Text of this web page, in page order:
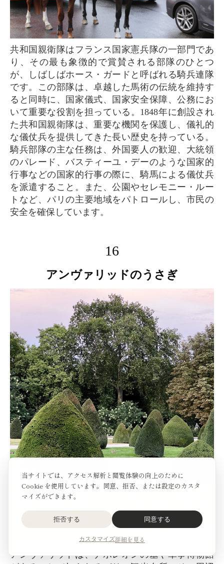
当サイトでは、アクセス解析と閲覧体験の向上のために
Cookie を使用しています。同意、拒否、または設定のカスタ
マイズができます。
拒否する 同意する
カスタマイズ詳細を見る
共和国親衛隊はフランス国家憲兵隊の一部門であ
り、その最も象徴的で賞賛される部隊のひとつ
が、しばしばホース・ガードと呼ばれる騎兵連隊
です。この部隊は、卓越した馬術の伝統を維持す
ると同時に、国家儀式、国家安全保障、公務にお
いて重要な役割を担っている。1848年に創設され
た共和国親衛隊は、重要な機関を保護し、儀礼的
な儀仗兵を提供してきた長い歴史を持っている。
騎兵部隊の主な任務は、外国要人の歓迎、大統領
のパレード、バスティーユ・デーのような国家的
行事などの国家的行事の際に、騎馬による儀仗兵
を派遣すること。また、公園やセレモニー・ルー
トなど、パリの主要地域をパトロールし、市民の
安全を確保しています。
16
アンヴァリッドのうさぎ
アンヴァリッドは、ナポレオンの墓や軍事博物館